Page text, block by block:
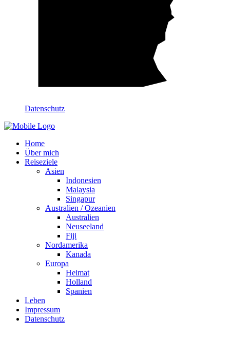
Datenschutz
Home
Über mich
Reiseziele
Asien
Indonesien
Malaysia
Singapur
Australien / Ozeanien
Australien
Neuseeland
Fiji
Nordamerika
Kanada
Europa
Heimat
Holland
Spanien
Leben
Impressum
Datenschutz